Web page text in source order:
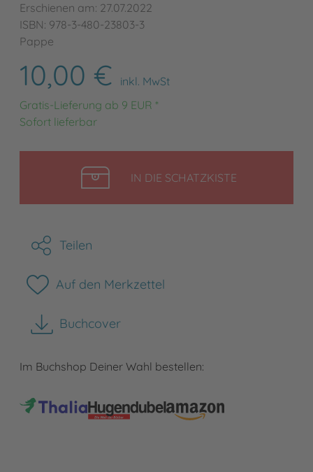
Erschienen am: 27.07.2022
ISBN: 978-3-480-23803-3
Pappe
10,00 €
inkl. MwSt
Gratis-Lieferung ab 9 EUR *
Sofort lieferbar
IN DIE SCHATZKISTELEGEN
Teilen
Auf den Merkzettel
Buchcover
herunterladen
Im Buchshop Deiner Wahl bestellen: